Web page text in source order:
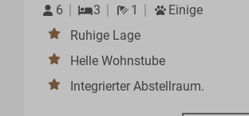
6 3 1
Einige
Ruhige Lage
Helle Wohnstube
Integrierter Abstellraum.